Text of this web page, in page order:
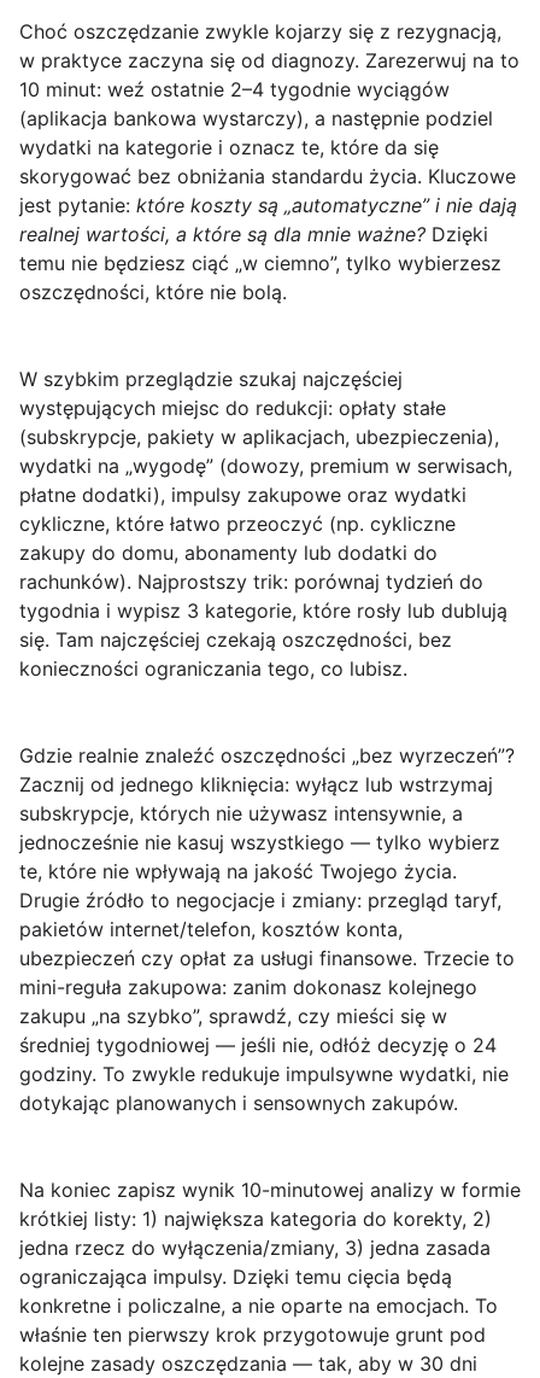
Choć oszczędzanie zwykle kojarzy się z rezygnacją,
w praktyce zaczyna się od diagnozy. Zarezerwuj na to
10 minut: weź ostatnie 2–4 tygodnie wyciągów
(aplikacja bankowa wystarczy), a następnie podziel
wydatki na kategorie i oznacz te, które da się
skorygować bez obniżania standardu życia. Kluczowe
jest pytanie: które koszty są „automatyczne” i nie dają
realnej wartości, a które są dla mnie ważne? Dzięki
temu nie będziesz ciąć „w ciemno”, tylko wybierzesz
oszczędności, które nie bolą.
W szybkim przeglądzie szukaj najczęściej
występujących miejsc do redukcji: opłaty stałe
(subskrypcje, pakiety w aplikacjach, ubezpieczenia),
wydatki na „wygodę” (dowozy, premium w serwisach,
płatne dodatki), impulsy zakupowe oraz wydatki
cykliczne, które łatwo przeoczyć (np. cykliczne
zakupy do domu, abonamenty lub dodatki do
rachunków). Najprostszy trik: porównaj tydzień do
tygodnia i wypisz 3 kategorie, które rosły lub dublują
się. Tam najczęściej czekają oszczędności, bez
konieczności ograniczania tego, co lubisz.
Gdzie realnie znaleźć oszczędności „bez wyrzeczeń”?
Zacznij od jednego kliknięcia: wyłącz lub wstrzymaj
subskrypcje, których nie używasz intensywnie, a
jednocześnie nie kasuj wszystkiego — tylko wybierz
te, które nie wpływają na jakość Twojego życia.
Drugie źródło to negocjacje i zmiany: przegląd taryf,
pakietów internet/telefon, kosztów konta,
ubezpieczeń czy opłat za usługi finansowe. Trzecie to
mini-reguła zakupowa: zanim dokonasz kolejnego
zakupu „na szybko”, sprawdź, czy mieści się w
średniej tygodniowej — jeśli nie, odłóż decyzję o 24
godziny. To zwykle redukuje impulsywne wydatki, nie
dotykając planowanych i sensownych zakupów.
Na koniec zapisz wynik 10-minutowej analizy w formie
krótkiej listy: 1) największa kategoria do korekty, 2)
jedna rzecz do wyłączenia/zmiany, 3) jedna zasada
ograniczająca impulsy. Dzięki temu cięcia będą
konkretne i policzalne, a nie oparte na emocjach. To
właśnie ten pierwszy krok przygotowuje grunt pod
kolejne zasady oszczędzania — tak, aby w 30 dni